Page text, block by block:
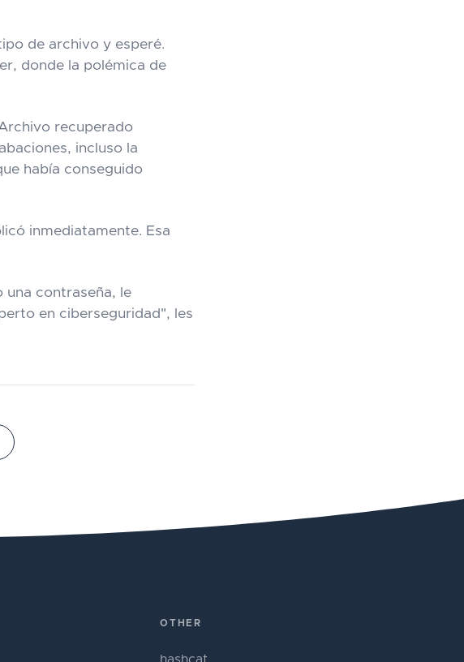
de archivo y esperé.
donde la polémica de
recuperado
incluso la
había conseguido
inmediatamente. Esa
una contraseña, le
en ciberseguridad", les
OTHER
hashcat